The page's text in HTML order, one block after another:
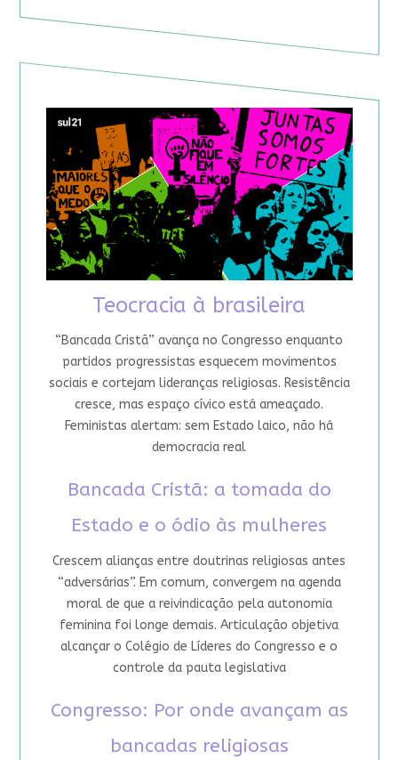
Teocracia à brasileira
“Bancada Cristã” avança no Congresso enquanto
partidos progressistas esquecem movimentos
sociais e cortejam lideranças religiosas. Resistência
cresce, mas espaço cívico está ameaçado.
Feministas alertam: sem Estado laico, não há
democracia real
Bancada Cristã: a tomada do
Estado e o ódio às mulheres
Crescem alianças entre doutrinas religiosas antes
“adversárias”. Em comum, convergem na agenda
moral de que a reivindicação pela autonomia
feminina foi longe demais. Articulação objetiva
alcançar o Colégio de Líderes do Congresso e o
controle da pauta legislativa
Congresso: Por onde avançam as
bancadas religiosas